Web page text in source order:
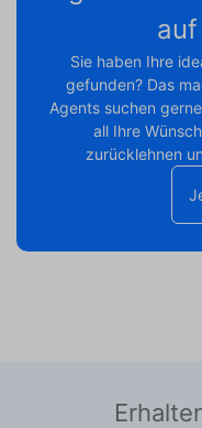
Sie haben Ihre
gefunden? Das
Agents suchen
all Ihre
zurücklehnen